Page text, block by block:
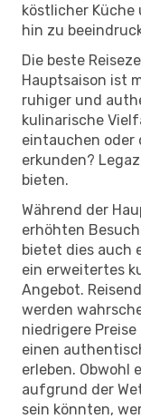
köstlicher
hin zu
Die beste
Hauptsaison ist
ruhiger und
kulinarische
eintauchen oder
erkunden?
bieten.
Während der
erhöhten
bietet dies auch
ein erweitertes
Angebot.
werden
niedrigere
einen
erleben. Obwohl
aufgrund der
sein könnten,